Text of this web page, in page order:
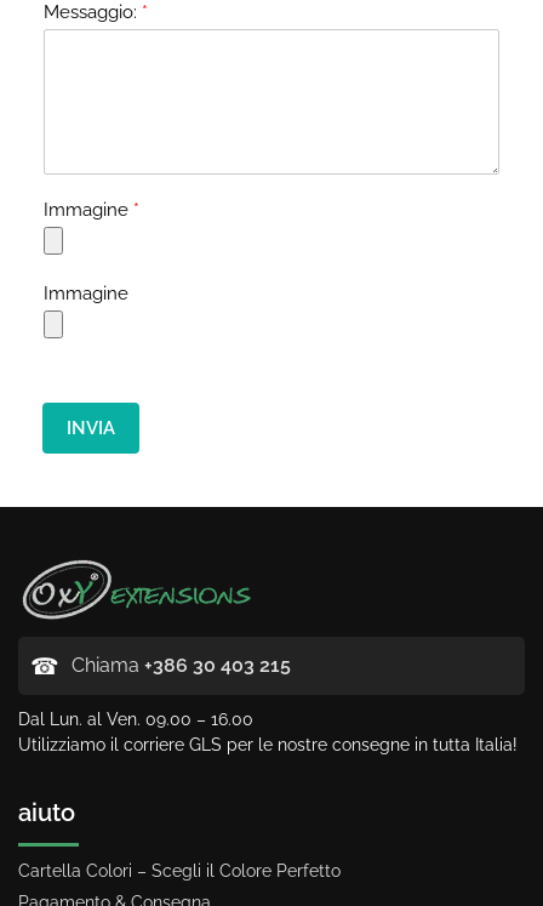
Messaggio: *
M
e
a
g
g
:
I
i
n
e
Immagine *
Immagine
INVIA
☎ Chiama +386 30 403 215
Dal Lun. al Ven. 09.00 – 16.00
Utilizziamo il corriere GLS per le nostre consegne in tutta Italia!
aiuto
Cartella Colori – Scegli il Colore Perfetto